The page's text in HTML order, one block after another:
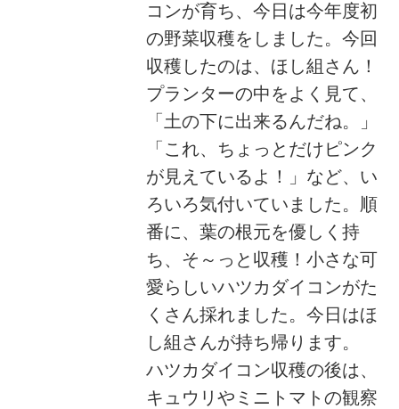
コンが育ち、今日は今年度初
の野菜収穫をしました。今回
収穫したのは、ほし組さん！
プランターの中をよく見て、
「土の下に出来るんだね。」
「これ、ちょっとだけピンク
が見えているよ！」など、い
ろいろ気付いていました。順
番に、葉の根元を優しく持
ち、そ～っと収穫！小さな可
愛らしいハツカダイコンがた
くさん採れました。今日はほ
し組さんが持ち帰ります。
ハツカダイコン収穫の後は、
キュウリやミニトマトの観察